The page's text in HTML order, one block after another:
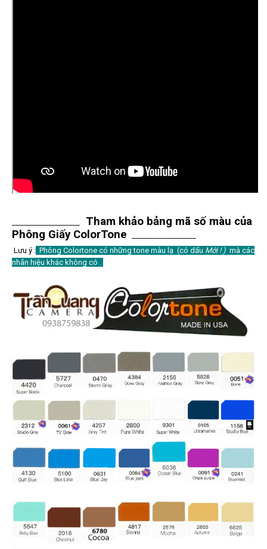
Tham khảo bảng mã số màu của
Phông Giấy ColorTone
Lưu ý : Phông Colortone có những tone màu lạ (có dấu Mới ! ) mà các
nhãn hiệu khác không có .